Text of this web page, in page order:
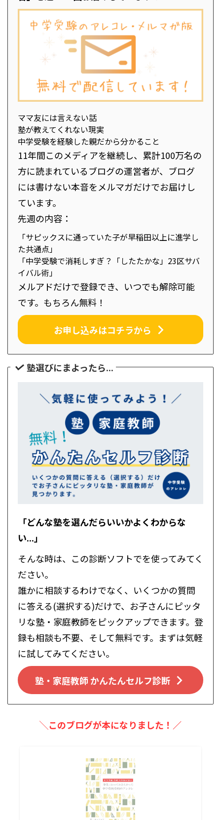
ママ友には言えない話
塾が教えてくれない現実
中学受験を経験した親だから分かること
11年間このメディアを継続し、累計100万名の
方に読まれているブログの運営者が、ブログ
には書けない本音をメルマガだけでお届けし
ています。
先週の内容：
「サピックスに通っていた子が早稲田以上に進学し
た共通点」
「中学受験で消耗しすぎ？「したたかな」23区サバ
イバル術」
メルアドだけで登録でき、いつでも解除可能
です。もちろん無料！
お申し込みはコチラから
塾選びにまよったら...
「どんな塾を選んだらいいかよくわからな
い...」
そんな時は、この診断ソフトでを使ってみてく
ださい。
誰かに相談するわけでなく、いくつかの質問
に答える(選択する)だけで、お子さんにピッタ
リな塾・家庭教師をピックアップできます。登
録も相談も不要、そして無料です。まずは気軽
に試してみてください。
塾・家庭教師 かんたんセルフ診断
╲このブログが本になりました！／